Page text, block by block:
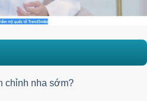
chỉnh nha sớm?